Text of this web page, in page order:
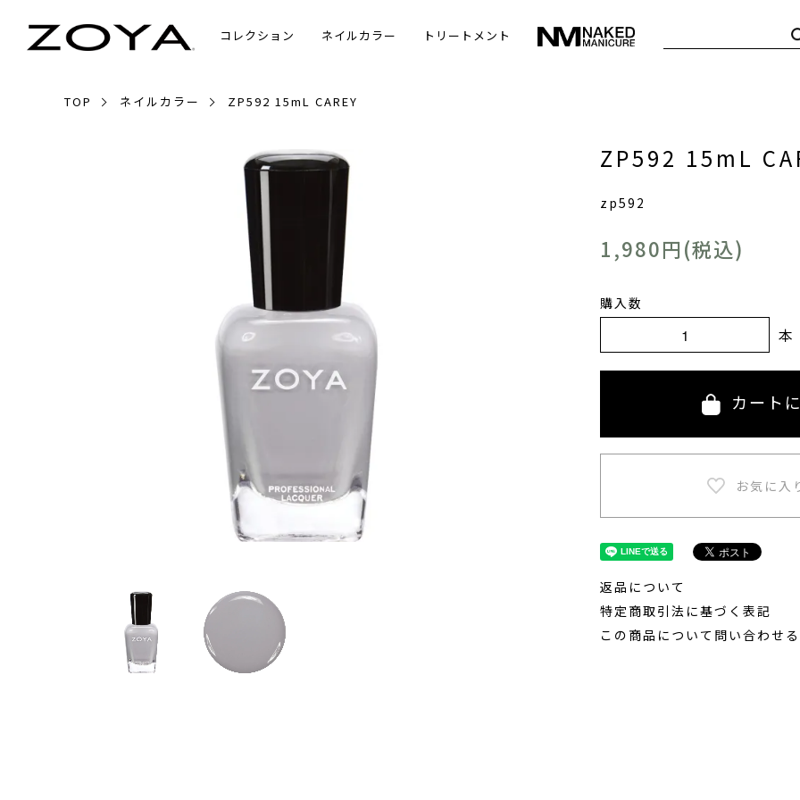
コレクション ネイルカラー トリートメント
TOP ネイルカラー ZP592 15mL CAREY
ZP592 15mL
zp592
1,980円(税込)
購入数
本
カート
返品について
特定商取引法に基づく表記
この商品について問い合わせる